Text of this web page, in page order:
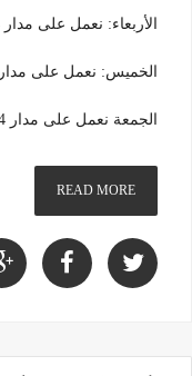
الأربعاء: نعمل على مدار 24 ساعة
الخميس: نعمل على مدار 24 ساعة
الجمعة نعمل على مدار 24 ساعة
READ MORE